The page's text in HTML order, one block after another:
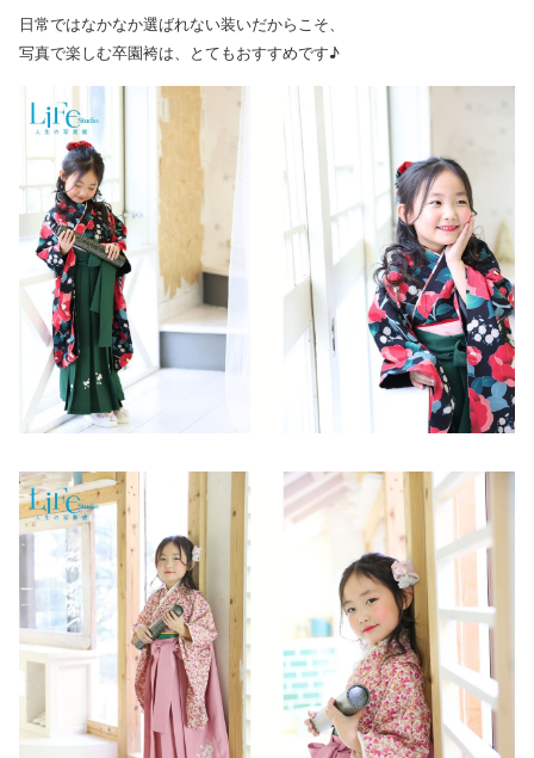
日常ではなかなか選ばれない装いだからこそ、
写真で楽しむ卒園袴は、とてもおすすめです♪